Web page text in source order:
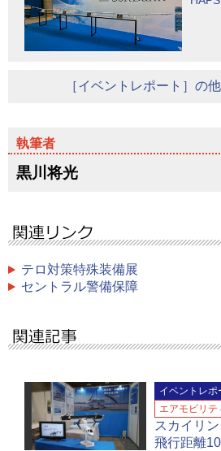
［イベントレポート］の
黒川将光
テロ対策特殊装備展
セントラル警備保障
イベントレポ
エアモビリテ
スカイリ
飛行距離